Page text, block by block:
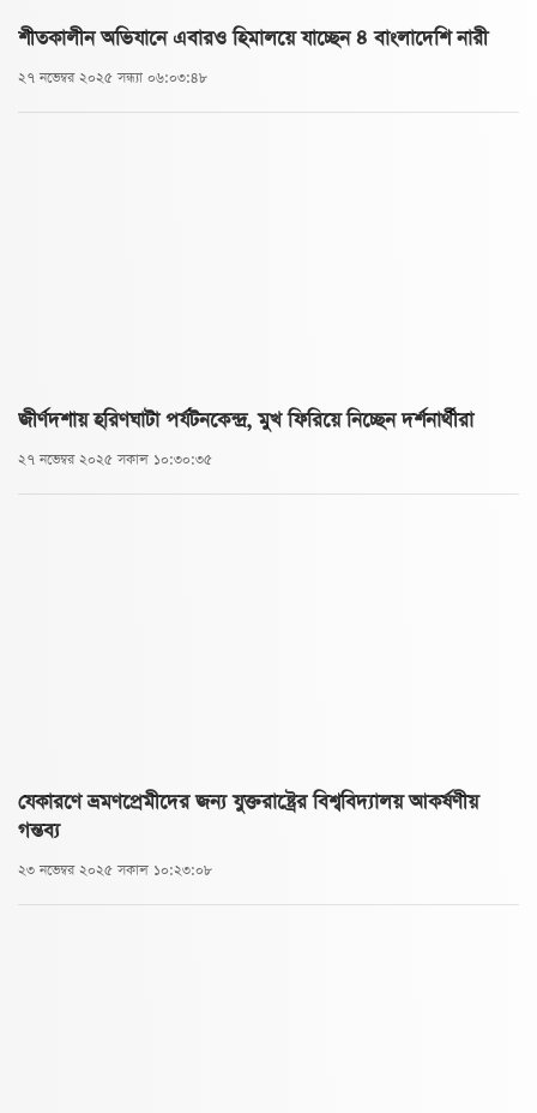
শীতকালীন অভিযানে এবারও হিমালয়ে যাচ্ছেন ৪ বাংলাদেশি নারী
২৭ নভেম্বর ২০২৫ সন্ধ্যা ০৬:০৩:৪৮
জীর্ণদশায় হরিণঘাটা পর্যটনকেন্দ্র, মুখ ফিরিয়ে নিচ্ছেন দর্শনার্থীরা
২৭ নভেম্বর ২০২৫ সকাল ১০:৩০:৩৫
যেকারণে ভ্রমণপ্রেমীদের জন্য যুক্তরাষ্ট্রের বিশ্ববিদ্যালয় আকর্ষণীয়
গন্তব্য
২৩ নভেম্বর ২০২৫ সকাল ১০:২৩:০৮